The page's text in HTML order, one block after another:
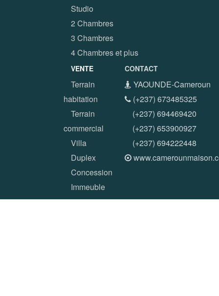
Studio
2 Chambres
3 Chambres
4 Chambres et plus
VENTE
Terrain
habitation
Terrain
commercial
Villa
Duplex
Concession
Immeuble
CONTACT
YAOUNDE-Cameroun
(+237) 673485325
(+237) 694469420
(+237) 653900927
(+237) 694222448